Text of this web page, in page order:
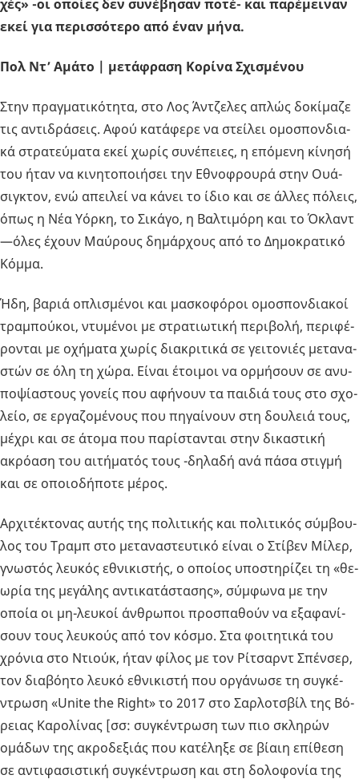
χές» -οι οποί­ες δεν συ­νέ­βη­σαν ποτέ- και πα­ρέ­μει­ναν
εκεί για πε­ρισ­σό­τε­ρο από έναν μήνα.
Πολ Ντ’ Αμάτο | μετάφραση Κορίνα Σχισμένου
Στην πραγ­μα­τι­κό­τη­τα, στο Λος Άν­τζε­λες απλώς δο­κί­μα­ζε
τις αντι­δρά­σεις. Αφού κα­τά­φε­ρε να στεί­λει ομο­σπον­δια­
κά στρα­τεύ­μα­τα εκεί χωρίς συ­νέ­πειες, η επό­με­νη κί­νη­σή
του ήταν να κι­νη­το­ποι­ή­σει την Εθνο­φρου­ρά στην Ουά­
σιγ­κτον, ενώ απει­λεί να κάνει το ίδιο και σε άλλες πό­λεις,
όπως η Νέα Υόρκη, το Σι­κά­γο, η Βαλ­τι­μό­ρη και το Όκλαντ
—όλες έχουν Μαύ­ρους δη­μάρ­χους από το Δη­μο­κρα­τι­κό
Κόμμα.
Ήδη, βαριά οπλι­σμέ­νοι και μα­σκο­φό­ροι ομο­σπον­δια­κοί
τρα­μπού­κοι, ντυ­μέ­νοι με στρα­τιω­τι­κή πε­ρι­βο­λή, πε­ρι­φέ­
ρο­νται με οχή­μα­τα χωρίς δια­κρι­τι­κά σε γει­το­νιές με­τα­να­
στών σε όλη τη χώρα. Είναι έτοι­μοι να ορ­μή­σουν σε ανυ­
πο­ψί­α­στους γο­νείς που αφή­νουν τα παι­διά τους στο σχο­
λείο, σε ερ­γα­ζο­μέ­νους που πη­γαί­νουν στη δου­λειά τους,
μέχρι και σε άτομα που πα­ρί­στα­νται στην δι­κα­στι­κή
ακρό­α­ση του αι­τή­μα­τός τους -δη­λα­δή ανά πάσα στιγ­μή
και σε οποιο­δή­πο­τε μέρος.
Αρ­χι­τέ­κτο­νας αυτής της πο­λι­τι­κής και πο­λι­τι­κός σύμ­βου­
λος του Τραμπ στο με­τα­να­στευ­τι­κό είναι ο Στί­βεν Μίλερ,
γνω­στός λευ­κός εθνι­κι­στής, ο οποί­ος υπο­στη­ρί­ζει τη «θε­
ω­ρία της με­γά­λης αντι­κα­τά­στα­σης», σύμ­φω­να με την
οποία οι μη-λευ­κοί άν­θρω­ποι προ­σπα­θούν να εξα­φα­νί­
σουν τους λευ­κούς από τον κόσμο. Στα φοι­τη­τι­κά του
χρό­νια στο Ντιούκ, ήταν φίλος με τον Ρί­τσαρντ Σπέν­σερ,
τον δια­βό­η­το λευκό εθνι­κι­στή που ορ­γά­νω­σε τη συ­γκέ­
ντρω­ση «Unite the Right» το 2017 στο Σαρ­λο­τσβίλ της Βό­
ρειας Κα­ρο­λί­νας [σσ: συ­γκέ­ντρω­ση των πιο σκλη­ρών
ομά­δων της ακρο­δε­ξιάς που κα­τέ­λη­ξε σε βίαιη επί­θε­ση
σε αντι­φα­σι­στι­κή συ­γκέ­ντρω­ση και στη δο­λο­φο­νία της